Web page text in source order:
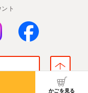
かごを見る
ト